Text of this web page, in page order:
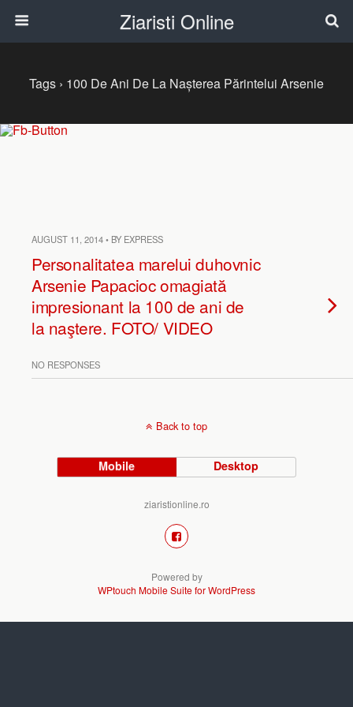
Ziaristi Online
Tags › 100 De Ani De La Nașterea Părintelui Arsenie
AUGUST 11, 2014 • BY EXPRESS
Personalitatea marelui duhovnic
Arsenie Papacioc omagiată
impresionant la 100 de ani de
la naştere. FOTO/ VIDEO
NO RESPONSES
Back to top
Mobile Desktop
ziaristionline.ro
Powered by
WPtouch Mobile Suite for WordPress